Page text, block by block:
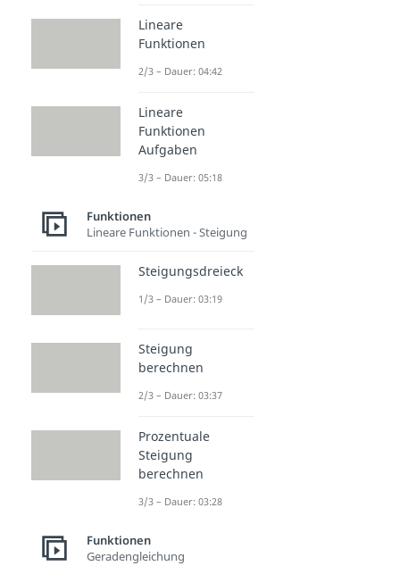
Lineare
Funktionen
2/3 – Dauer: 04:42
Lineare
Funktionen
Aufgaben
3/3 – Dauer: 05:18
Funktionen
Lineare Funktionen - Steigung
Steigungsdreieck
1/3 – Dauer: 03:19
Steigung
berechnen
2/3 – Dauer: 03:37
Prozentuale
Steigung
berechnen
3/3 – Dauer: 03:28
Funktionen
Geradengleichung